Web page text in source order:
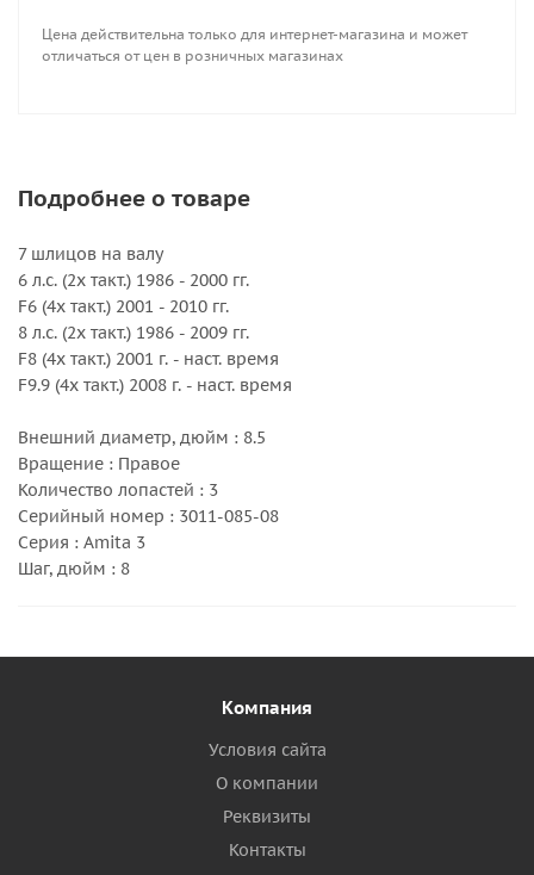
Цена действительна только для интернет-магазина и может
отличаться от цен в розничных магазинах
Подробнее о товаре
7 шлицов на валу
6 л.с. (2х такт.) 1986 - 2000 гг.
F6 (4х такт.) 2001 - 2010 гг.
8 л.с. (2х такт.) 1986 - 2009 гг.
F8 (4х такт.) 2001 г. - наст. время
F9.9 (4х такт.) 2008 г. - наст. время
Внешний диаметр, дюйм : 8.5
Вращение : Правое
Количество лопастей : 3
Серийный номер : 3011-085-08
Серия : Amita 3
Шаг, дюйм : 8
Компания
Условия сайта
О компании
Реквизиты
Контакты